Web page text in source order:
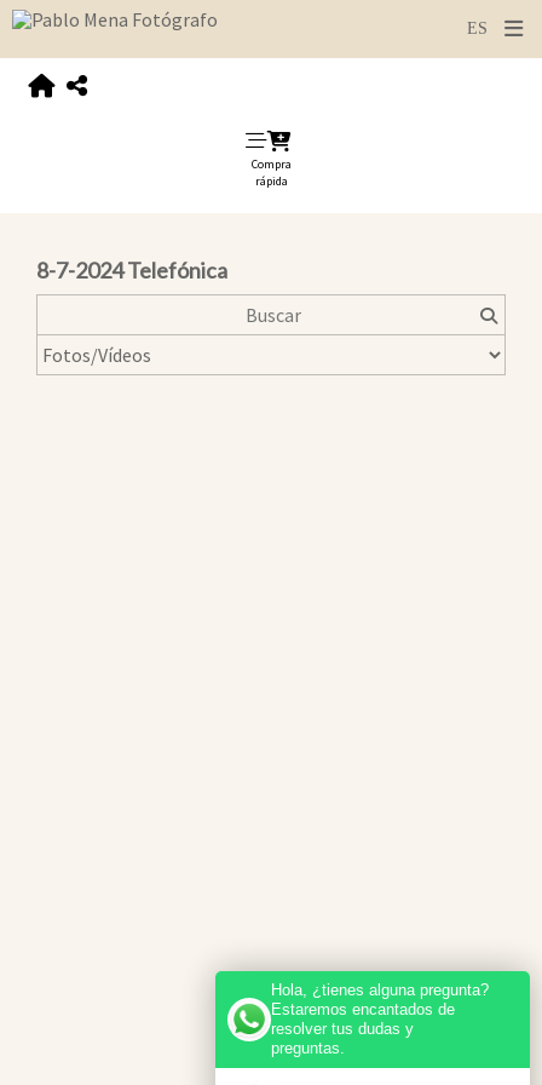
Compra
rápida
8-7-2024 Telefónica
Hola, ¿tienes alguna pregunta?
Estaremos encantados de
resolver tus dudas y
preguntas.